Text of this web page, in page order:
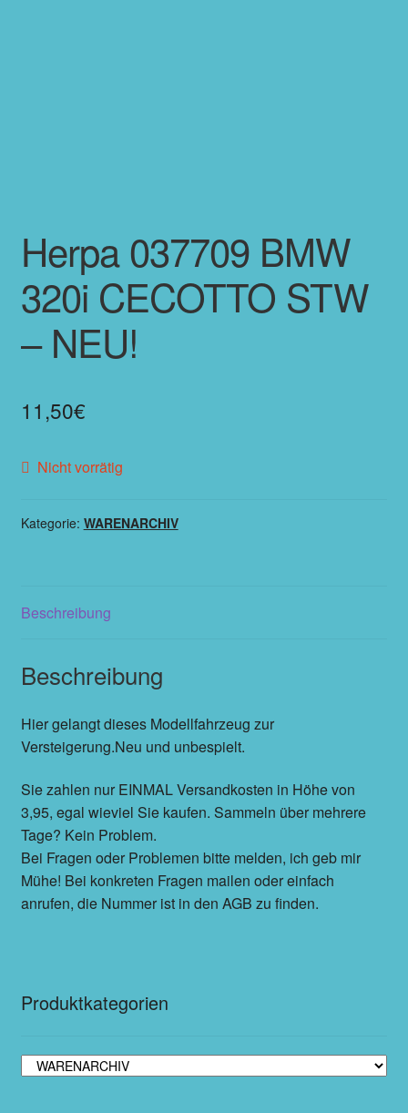
Herpa 037709 BMW
320i CECOTTO STW
– NEU!
11,50€
Nicht vorrätig
Kategorie: WARENARCHIV
Beschreibung
Beschreibung
Hier gelangt dieses Modellfahrzeug zur
Versteigerung.Neu und unbespielt.
Sie zahlen nur EINMAL Versandkosten in Höhe von
3,95, egal wieviel Sie kaufen. Sammeln über mehrere
Tage? Kein Problem.
Bei Fragen oder Problemen bitte melden, ich geb mir
Mühe! Bei konkreten Fragen mailen oder einfach
anrufen, die Nummer ist in den AGB zu finden.
Produktkategorien